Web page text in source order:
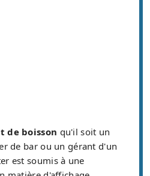
de boisson qu'il soit un
de bar ou un gérant d'un
est soumis à une